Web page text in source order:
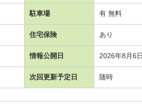
駐車場 有 無料
住宅保険 あり
情報公開日 2026年8月6
次回更新予定日 随時